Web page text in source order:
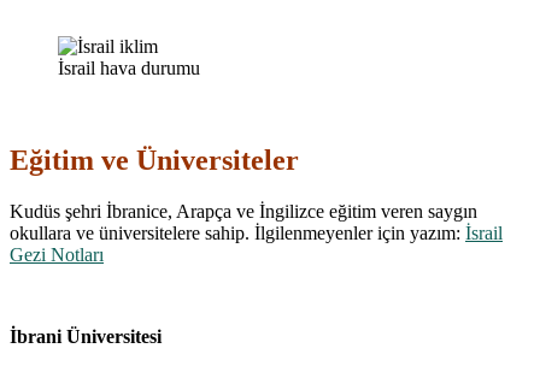
İsrail hava durumu
Eğitim ve Üniversiteler
Kudüs şehri İbranice, Arapça ve İngilizce eğitim veren saygın
okullara ve üniversitelere sahip. İlgilenmeyenler için yazım: İsrail
Gezi Notları
İbrani Üniversitesi